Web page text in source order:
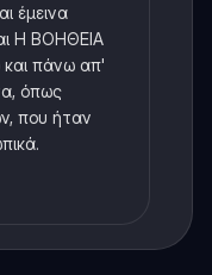
έμεινα
Η ΒΟΗΘΕΙΑ
και πάνω απ'
όπως
που ήταν